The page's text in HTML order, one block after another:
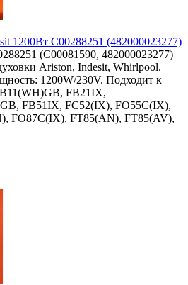
1200Вт C00288251 (482000023277)
(C00081590, 482000023277)
Ariston, Indesit, Whirlpool.
1200W/230V. Подходит к
FB21IX,
FB51IX, FC52(IX), FO55C(IX),
FO87C(IX), FT85(AN), FT85(AV),